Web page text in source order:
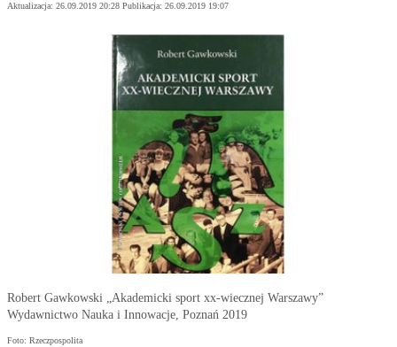
Aktualizacja: 26.09.2019 20:28 Publikacja: 26.09.2019 19:07
Robert Gawkowski „Akademicki sport xx-wiecznej Warszawy”
Wydawnictwo Nauka i Innowacje, Poznań 2019
Foto: Rzeczpospolita